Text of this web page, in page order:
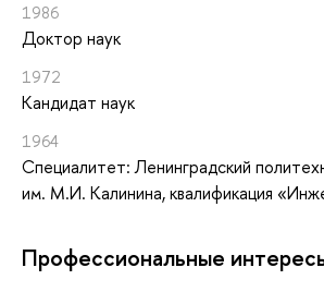
1986
Доктор наук
1972
Кандидат наук
1964
Специалитет: Ленинградский
им. М.И. Калинина, квалификация
Профессиональные